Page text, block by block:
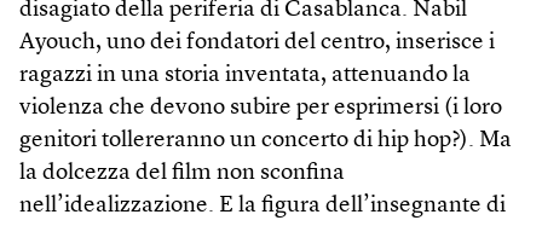
disagiato della periferia di Casablanca. Nabil
Ayouch, uno dei fondatori del centro, inserisce i
ragazzi in una storia inventata, attenuando la
violenza che devono subire per esprimersi (i loro
genitori tollereranno un concerto di hip hop?). Ma
la dolcezza del film non sconfina
nell’idealizzazione. E la figura dell’insegnante di